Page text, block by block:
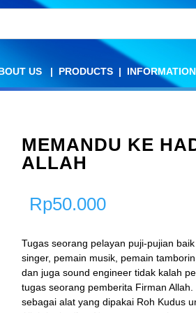
US | PRODUCTS | INFORMATION
US | PRODUCTS | INFORMATION
MEMANDU KE
ALLAH
Rp50.000
Tugas seorang pelayan puji-pujian
singer, pemain musik, pemain
dan juga sound engineer tidak kalah
tugas seorang pemberita Firman
sebagai alat yang dipakai Roh Kudus